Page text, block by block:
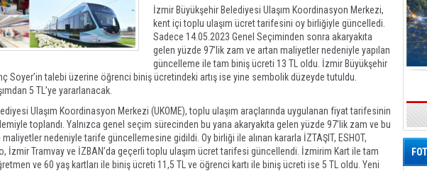
İzmir Büyükşehir Belediyesi Ulaşım Koordinasyon Merkezi,
kent içi toplu ulaşım ücret tarifesini oy birliğiyle güncelledi.
Sadece 14.05.2023 Genel Seçiminden sonra akaryakıta
gelen yüzde 97’lik zam ve artan maliyetler nedeniyle yapılan
güncelleme ile tam biniş ücreti 13 TL oldu. İzmir Büyükşehir
Soyer’in talebi üzerine öğrenci biniş ücretindeki artış ise yine sembolik düzeyde tutuldu.
5 TL’ye yararlanacak.
Ulaşım Koordinasyon Merkezi (UKOME), toplu ulaşım araçlarında uygulanan fiyat tarifesinin
toplandı. Yalnızca genel seçim sürecinden bu yana akaryakıta gelen yüzde 97’lik zam ve bu
nedeniyle tarife güncellemesine gidildi. Oy birliği ile alınan kararla İZTAŞIT, ESHOT,
İzmir Tramvay ve İZBAN’da geçerli toplu ulaşım ücret tarifesi güncellendi. İzmirim Kart ile tam
ve 60 yaş kartları ile biniş ücreti 11,5 TL ve öğrenci kartı ile biniş ücreti ise 5 TL oldu. Yeni